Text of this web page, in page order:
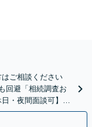
はご相談ください
回避「相続調査お
・夜間面談可】